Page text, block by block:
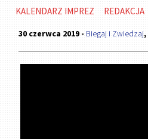
KALENDARZ IMPREZ REDAKCJA
30 czerwca 2019 - Biegaj i Zwiedzaj,